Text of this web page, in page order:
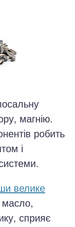
магнію.
робить
і
велике
сприяє